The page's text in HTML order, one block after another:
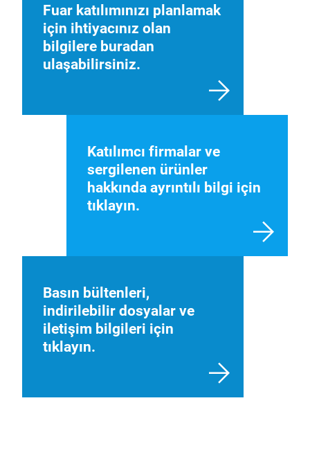
Fuar katılımınızı planlamak
için ihtiyacınız olan
bilgilere buradan
ulaşabilirsiniz.
Katılımcı firmalar ve
sergilenen ürünler
hakkında ayrıntılı bilgi için
tıklayın.
Basın bültenleri,
indirilebilir dosyalar ve
iletişim bilgileri için
tıklayın.